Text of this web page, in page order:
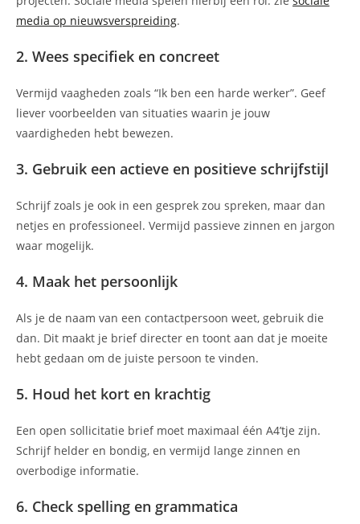
media op nieuwsverspreiding.
2. Wees specifiek en concreet
Vermijd vaagheden zoals “Ik ben een harde werker”. Geef
liever voorbeelden van situaties waarin je jouw
vaardigheden hebt bewezen.
3. Gebruik een actieve en positieve schrijfstijl
Schrijf zoals je ook in een gesprek zou spreken, maar dan
netjes en professioneel. Vermijd passieve zinnen en jargon
waar mogelijk.
4. Maak het persoonlijk
Als je de naam van een contactpersoon weet, gebruik die
dan. Dit maakt je brief directer en toont aan dat je moeite
hebt gedaan om de juiste persoon te vinden.
5. Houd het kort en krachtig
Een open sollicitatie brief moet maximaal één A4’tje zijn.
Schrijf helder en bondig, en vermijd lange zinnen en
overbodige informatie.
6. Check spelling en grammatica